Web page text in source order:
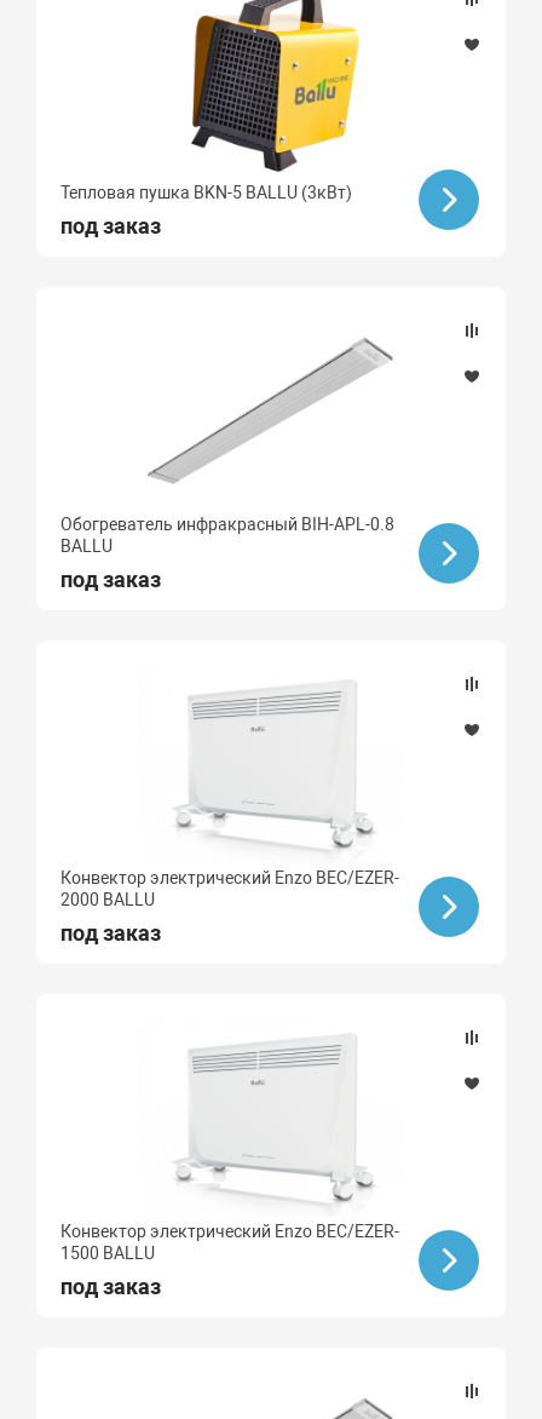
Тепловая пушка BKN-5 BALLU (3кВт)
под заказ
Обогреватель инфракрасный BIH-APL-0.8
BALLU
под заказ
Конвектор электрический Enzo BEC/EZER-
2000 BALLU
под заказ
Конвектор электрический Enzo BEC/EZER-
1500 BALLU
под заказ